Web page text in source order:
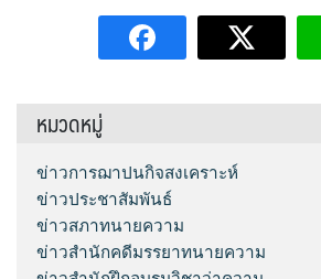
หมวดหมู่
ข่าวการฌาปนกิจสงเคราะห์
ข่าวประชาสัมพันธ์
ข่าวสภาทนายความ
ข่าวสำนักคดีมรรยาทนายความ